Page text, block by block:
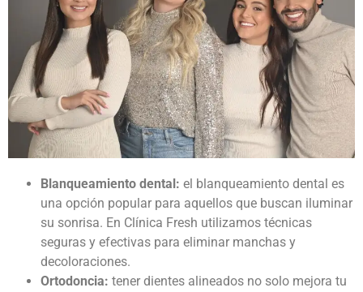
Blanqueamiento dental: el blanqueamiento dental es
una opción popular para aquellos que buscan iluminar
su sonrisa. En Clínica Fresh utilizamos técnicas
seguras y efectivas para eliminar manchas y
decoloraciones.
Ortodoncia: tener dientes alineados no solo mejora tu